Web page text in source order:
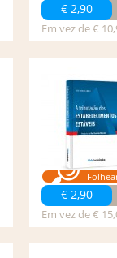
€ 2,90
Em vez de €
€ 2,90
Em vez de €